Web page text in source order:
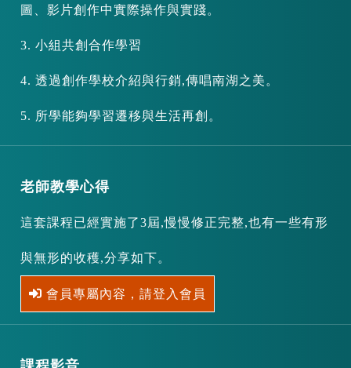
圖、影片創作中實際操作與實踐。
3. 小組共創合作學習
4. 透過創作學校介紹與行銷,傳唱南湖之美。
5. 所學能夠學習遷移與生活再創。
老師教學心得
這套課程已經實施了3屆,慢慢修正完整,也有一些有形
與無形的收穫,分享如下。
會員專屬內容，請登入會員